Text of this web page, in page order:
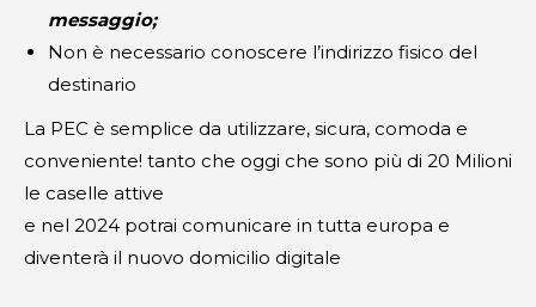
messaggio;
Non è necessario conoscere l’indirizzo fisico del
destinario
La PEC è semplice da utilizzare, sicura, comoda e
conveniente! tanto che oggi che sono più di 20 Milioni
le caselle attive
e nel 2024 potrai comunicare in tutta europa e
diventerà il nuovo domicilio digitale